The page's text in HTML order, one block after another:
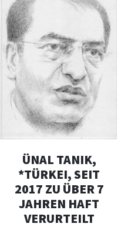
ÜNAL TANIK,
*TÜRKEI, SEIT
2017 ZU ÜBER 7
JAHREN HAFT
VERURTEILT